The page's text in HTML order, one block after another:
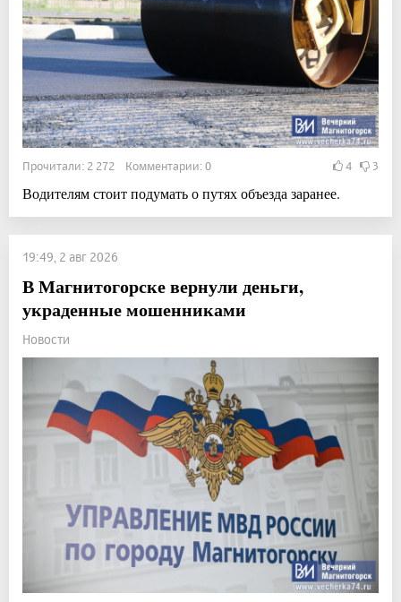
Прочитали: 2 272 Комментарии: 0 4 3
Водителям стоит подумать о путях объезда заранее.
19:49, 2 авг 2026
В Магнитогорске вернули деньги,
украденные мошенниками
Новости